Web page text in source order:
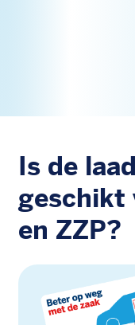
Is de
geschikt
en ZZP?